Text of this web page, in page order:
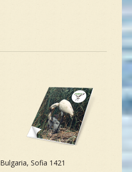
Bulgaria, Sofia 1421